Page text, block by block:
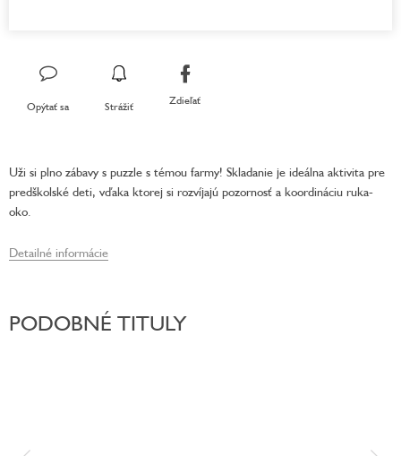
Opýtať sa Strážiť Zdieľať
Uži si plno zábavy s puzzle s témou farmy! Skladanie je ideálna aktivita pre
predškolské deti, vďaka ktorej si rozvíjajú pozornosť a koordináciu ruka-
oko.
Detailné informácie
PODOBNÉ TITULY